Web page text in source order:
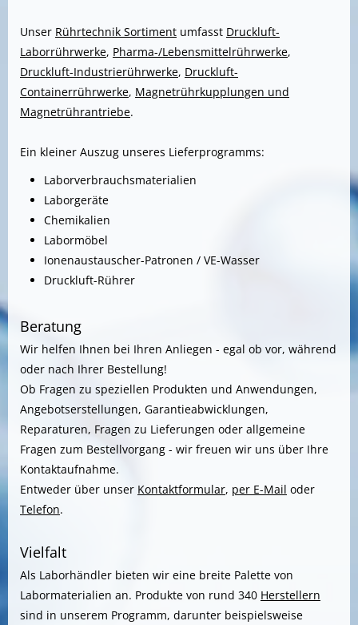
Unser Rührtechnik Sortiment umfasst Druckluft-
Laborrührwerke, Pharma-/Lebensmittelrührwerke,
Druckluft-Industrierührwerke, Druckluft-
Containerrührwerke, Magnetrührkupplungen und
Magnetrührantriebe.
Ein kleiner Auszug unseres Lieferprogramms:
Laborverbrauchsmaterialien
Laborgeräte
Chemikalien
Labormöbel
Ionenaustauscher-Patronen / VE-Wasser
Druckluft-Rührer
Beratung
Wir helfen Ihnen bei Ihren Anliegen - egal ob vor, während
oder nach Ihrer Bestellung!
Ob Fragen zu speziellen Produkten und Anwendungen,
Angebotserstellungen, Garantieabwicklungen,
Reparaturen, Fragen zu Lieferungen oder allgemeine
Fragen zum Bestellvorgang - wir freuen wir uns über Ihre
Kontaktaufnahme.
Entweder über unser Kontaktformular, per E-Mail oder
Telefon.
Vielfalt
Als Laborhändler bieten wir eine breite Palette von
Labormaterialien an. Produkte von rund 340 Herstellern
sind in unserem Programm, darunter beispielsweise